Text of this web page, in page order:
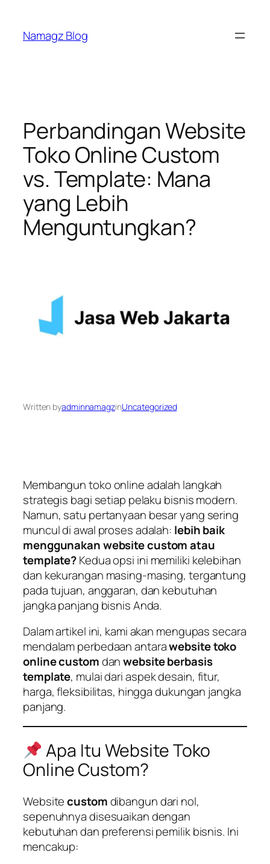
content
Namagz Blog
Perbandingan Website
Toko Online Custom
vs. Template: Mana
yang Lebih
Menguntungkan?
Written byadminnamagzinUncategorized
Membangun toko online adalah langkah
strategis bagi setiap pelaku bisnis modern.
Namun, satu pertanyaan besar yang sering
muncul di awal proses adalah: lebih baik
menggunakan website custom atau
template?Kedua opsi ini memiliki kelebihan
dan kekurangan masing-masing, tergantung
pada tujuan, anggaran, dan kebutuhan
jangka panjang bisnis Anda.
Dalam artikel ini, kami akan mengupas secara
mendalam perbedaan antarawebsite toko
online customdanwebsite berbasis
template, mulai dari aspek desain, fitur,
harga, fleksibilitas, hingga dukungan jangka
panjang.
Apa Itu Website Toko
Online Custom?
Websitecustomdibangun dari nol,
sepenuhnya disesuaikan dengan
kebutuhan dan preferensi pemilik bisnis. Ini
mencakup: